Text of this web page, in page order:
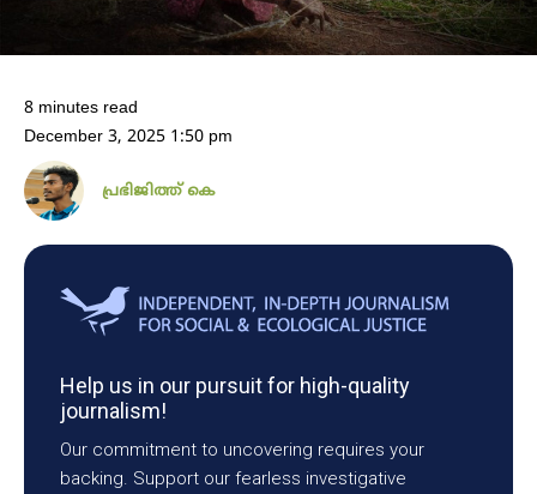
8 minutes read
December 3, 2025 1:50 pm
പ്രഭിജിത്ത് കെ
Help us in our pursuit for high-quality
journalism!
Our commitment to uncovering requires your
backing. Support our fearless investigative